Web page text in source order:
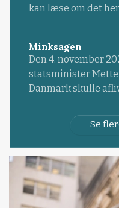
kan læse om det
Minksagen
Den 4. november
statsminister
Danmark skulle
Se